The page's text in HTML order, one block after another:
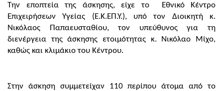
Την εποπτεία της άσκησης, είχε το Εθνικό Κέντρο
Επιχειρήσεων Υγείας (Ε.Κ.ΕΠ.Υ.), υπό τον Διοικητή κ.
Νικόλαος Παπαευσταθίου, τον υπεύθυνος για τη
διενέργεια της άσκησης ετοιμότητας κ. Νικόλαο Μίχο,
καθώς και κλιμάκιο του Κέντρου.
Στην άσκηση συμμετείχαν 110 περίπου άτομα από το